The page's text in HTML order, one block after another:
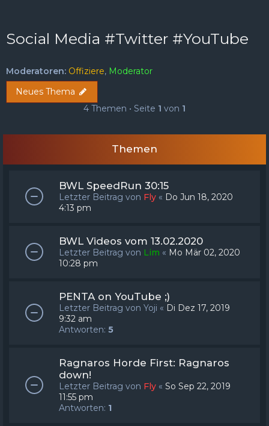
Social Media #Twitter #YouTube
Moderatoren: Offiziere, Moderator
Neues Thema
4 Themen • Seite 1 von 1
Themen
BWL SpeedRun 30:15
Letzter Beitrag von Fly « Do Jun 18, 2020
4:13 pm
BWL Videos vom 13.02.2020
Letzter Beitrag von Lim « Mo Mär 02, 2020
10:28 pm
PENTA on YouTube ;)
Letzter Beitrag von Yoji « Di Dez 17, 2019
9:32 am
Antworten: 5
Ragnaros Horde First: Ragnaros
down!
Letzter Beitrag von Fly « So Sep 22, 2019
11:55 pm
Antworten: 1